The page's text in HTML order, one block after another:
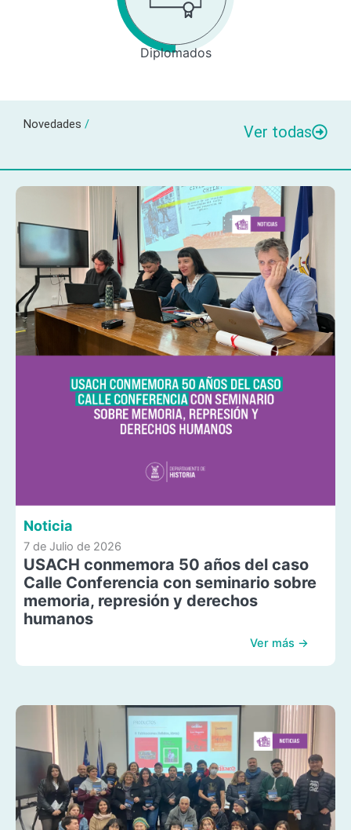
Diplomados
Novedades / Ver todas
Noticia
7 de Julio de 2026
USACH conmemora 50 años del caso
Calle Conferencia con seminario sobre
memoria, represión y derechos
humanos
Ver más →